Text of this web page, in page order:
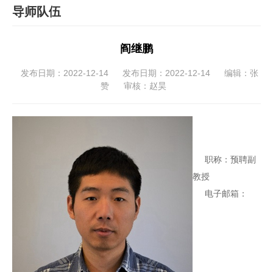
导师队伍
阎继鹏
发布日期：2022-12-14 发布日期：2022-12-14
编辑：张
赞
审核：赵昊
职称：预聘副
教授
电子邮箱：